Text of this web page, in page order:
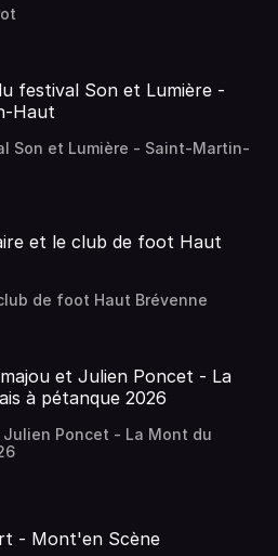
festival Son et Lumière -
Haut
Son et Lumière - Saint-Martin-
et le club de foot Haut
de foot Haut Brévenne
et Julien Poncet - La
à pétanque 2026
Poncet - La Mont du
- Mont'en Scène